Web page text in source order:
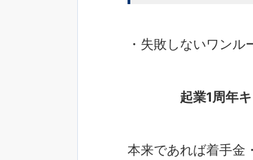
・失敗しないワン
起業1周年
本来であれば着手金